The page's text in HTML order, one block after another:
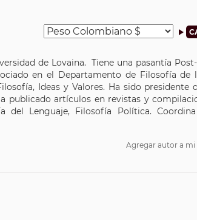
de Lovaina. Tiene una pasantía
en el Departamento de Filosofía de
Ideas y Valores. Ha sido presidente
publicado artículos en revistas y
del Lenguaje, Filosofía Política.
Agregar autor a